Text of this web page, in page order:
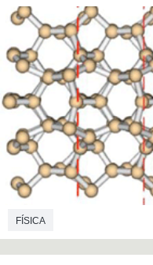
FÍSICA